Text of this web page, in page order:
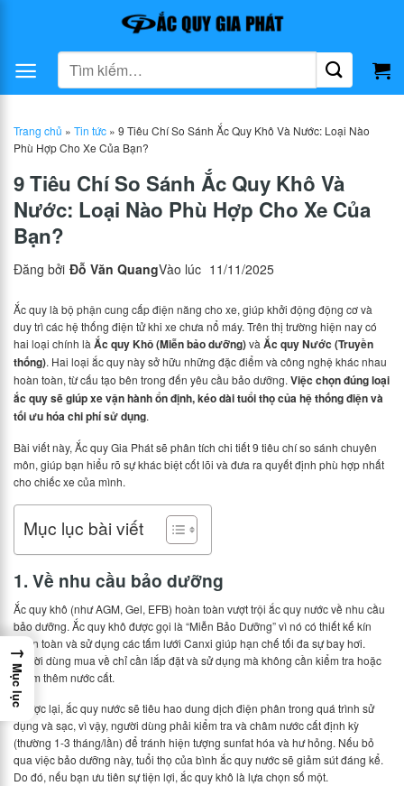
dung
Tìm
kiếm:
Trang chủ » Tin tức » 9 Tiêu Chí So Sánh Ắc Quy Khô Và Nước: Loại Nào
Phù Hợp Cho Xe Của Bạn?
9 Tiêu Chí So Sánh Ắc Quy Khô Và
Nước: Loại Nào Phù Hợp Cho Xe Của
Bạn?
Đăng bởi Đỗ Văn QuangVào lúc 11/11/2025
Ắc quy là bộ phận cung cấp điện năng cho xe, giúp khởi động động cơ và
duy trì các hệ thống điện tử khi xe chưa nổ máy. Trên thị trường hiện nay có
hai loại chính là Ắc quy Khô (Miễn bảo dưỡng)và Ắc quy Nước (Truyền
thống). Hai loại ắc quy này sở hữu những đặc điểm và công nghệ khác nhau
hoàn toàn, từ cấu tạo bên trong đến yêu cầu bảo dưỡng. Việc chọn đúng loại
ắc quy sẽ giúp xe vận hành ổn định, kéo dài tuổi thọ của hệ thống điện và
tối ưu hóa chi phí sử dụng.
Bài viết này, Ắc quy Gia Phát sẽ phân tích chi tiết 9 tiêu chí so sánh chuyên
môn, giúp bạn hiểu rõ sự khác biệt cốt lõi và đưa ra quyết định phù hợp nhất
cho chiếc xe của mình.
Mục lục bài viết
1. Về nhu cầu bảo dưỡng
Ắc quy khô (như AGM, Gel, EFB) hoàn toàn vượt trội ắc quy nước về nhu cầu
bảo dưỡng. Ắc quy khô được gọi là “Miễn Bảo Dưỡng” vì nó có thiết kế kín
hoàn toàn và sử dụng các tấm lưới Canxi giúp hạn chế tối đa sự bay hơi.
Người dùng mua về chỉ cần lắp đặt và sử dụng mà không cần kiểm tra hoặc
châm thêm nước cất.
Ngược lại, ắc quy nước sẽ tiêu hao dung dịch điện phân trong quá trình sử
dụng và sạc, vì vậy, người dùng phải kiểm tra và châm nước cất định kỳ
(thường 1-3 tháng/lần) để tránh hiện tượng sunfat hóa và hư hỏng. Nếu bỏ
qua việc bảo dưỡng này, tuổi thọ của bình ắc quy nước sẽ giảm sút đáng kể.
Do đó, nếu bạn ưu tiên sự tiện lợi, ắc quy khô là lựa chọn số một.
→
Mục lục